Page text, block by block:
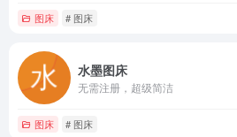
图床 # 图床
水墨图床
无需注册，超级简洁
图床 # 图床